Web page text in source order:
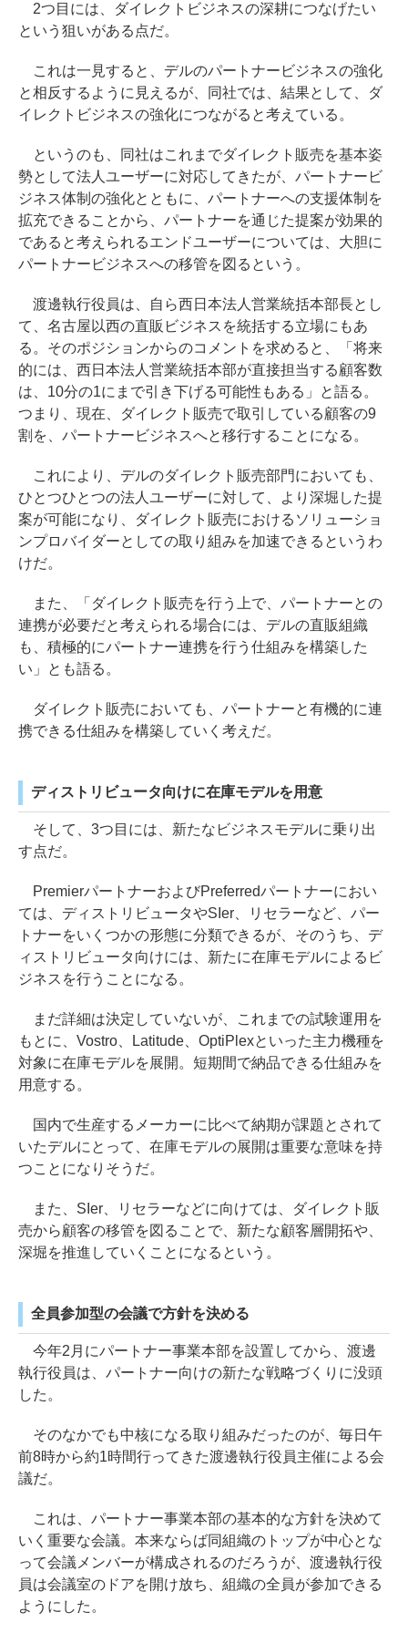
2つ目には、ダイレクトビジネスの深耕につなげたい
という狙いがある点だ。
これは一見すると、デルのパートナービジネスの強化
と相反するように見えるが、同社では、結果として、ダ
イレクトビジネスの強化につながると考えている。
というのも、同社はこれまでダイレクト販売を基本姿
勢として法人ユーザーに対応してきたが、パートナービ
ジネス体制の強化とともに、パートナーへの支援体制を
拡充できることから、パートナーを通じた提案が効果的
であると考えられるエンドユーザーについては、大胆に
パートナービジネスへの移管を図るという。
渡邊執行役員は、自ら西日本法人営業統括本部長とし
て、名古屋以西の直販ビジネスを統括する立場にもあ
る。そのポジションからのコメントを求めると、「将来
的には、西日本法人営業統括本部が直接担当する顧客数
は、10分の1にまで引き下げる可能性もある」と語る。
つまり、現在、ダイレクト販売で取引している顧客の9
割を、パートナービジネスへと移行することになる。
これにより、デルのダイレクト販売部門においても、
ひとつひとつの法人ユーザーに対して、より深堀した提
案が可能になり、ダイレクト販売におけるソリューショ
ンプロバイダーとしての取り組みを加速できるというわ
けだ。
また、「ダイレクト販売を行う上で、パートナーとの
連携が必要だと考えられる場合には、デルの直販組織
も、積極的にパートナー連携を行う仕組みを構築した
い」とも語る。
ダイレクト販売においても、パートナーと有機的に連
携できる仕組みを構築していく考えだ。
ディストリビュータ向けに在庫モデルを用意
そして、3つ目には、新たなビジネスモデルに乗り出
す点だ。
PremierパートナーおよびPreferredパートナーにおい
ては、ディストリビュータやSIer、リセラーなど、パー
トナーをいくつかの形態に分類できるが、そのうち、デ
ィストリビュータ向けには、新たに在庫モデルによるビ
ジネスを行うことになる。
まだ詳細は決定していないが、これまでの試験運用を
もとに、Vostro、Latitude、OptiPlexといった主力機種を
対象に在庫モデルを展開。短期間で納品できる仕組みを
用意する。
国内で生産するメーカーに比べて納期が課題とされて
いたデルにとって、在庫モデルの展開は重要な意味を持
つことになりそうだ。
また、SIer、リセラーなどに向けては、ダイレクト販
売から顧客の移管を図ることで、新たな顧客層開拓や、
深堀を推進していくことになるという。
全員参加型の会議で方針を決める
今年2月にパートナー事業本部を設置してから、渡邊
執行役員は、パートナー向けの新たな戦略づくりに没頭
した。
そのなかでも中核になる取り組みだったのが、毎日午
前8時から約1時間行ってきた渡邊執行役員主催による会
議だ。
これは、パートナー事業本部の基本的な方針を決めて
いく重要な会議。本来ならば同組織のトップが中心とな
って会議メンバーが構成されるのだろうが、渡邊執行役
員は会議室のドアを開け放ち、組織の全員が参加できる
ようにした。